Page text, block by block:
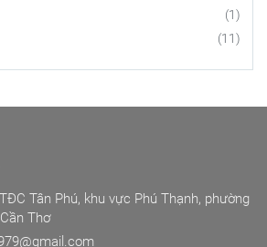
(1)
(11)
Tân Phú, khu vực Phú Thạnh, phường
Thơ